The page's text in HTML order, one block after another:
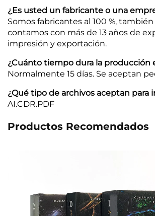
¿Es usted un fabricante o una
Somos fabricantes al 100 %,
contamos con más de 13 años de
impresión y exportación.
¿Cuánto tiempo dura la producción
Normalmente 15 días. Se aceptan
¿Qué tipo de archivos aceptan para
AI.CDR.PDF
Productos Recomendados